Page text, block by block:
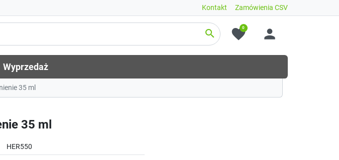
Zamówienia CSV
Kontakt
search favorite
0 person
Wyprzedaż
35 ml
35 ml
HER550